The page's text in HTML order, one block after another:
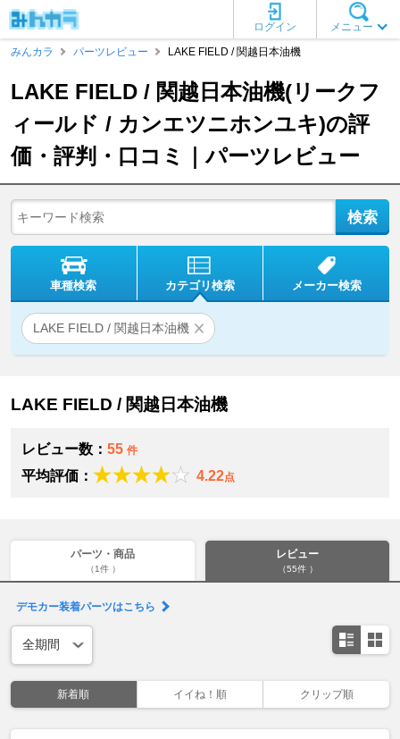
メニュー
ログイン
みんカラ
パーツレビュー LAKE FIELD / 関越日本油機
LAKE FIELD / 関越日本油機(リークフ
ィールド / カンエツニホンユキ)の評
価・評判・口コミ｜パーツレビュー
車種検索 カテゴリ検索 メーカー検索
LAKE FIELD / 関越日本油機
LAKE FIELD / 関越日本油機
レビュー数： 55 件
平均評価： 4.22点
パーツ・商品
（1件 ）
レビュー
（55件 ）
デモカー装着パーツはこちら
新着順 イイね！順 クリップ順